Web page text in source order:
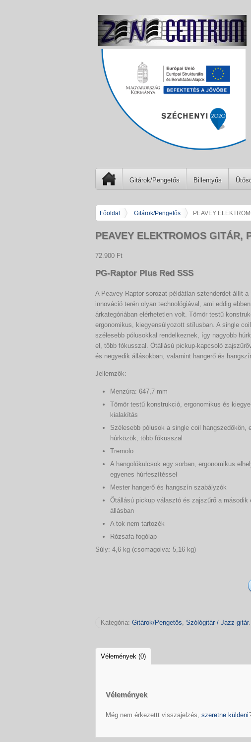
Gitárok/Pengetős Billentyűs
Főoldal Gitárok/Pengetős PEAVEY
PEAVEY ELEKTROMOS GITÁR,
72.900 Ft
PG-Raptor Plus Red SSS
A Peavey Raptor sorozat példátlan sztenderdet állít a
innováció terén olyan technológiával, ami eddig
árkategóriában elérhetetlen volt. Tömör testű
ergonomikus, kiegyensúlyozott stílusban. A single
szélesebb pólusokkal rendelkeznek, így nagyobb
el, több fókusszal. Ötállású pickup-kapcsoló
és negyedik állásokban, valamint hangerő és
Jellemzők:
Menzúra: 647,7 mm
Tömör testű konstrukció, ergonomikus és
kialakítás
Szélesebb pólusok a single coil hangszedőkön,
húrközök, több fókusszal
Tremolo
A hangolókulcsok egy sorban, ergonomikus
egyenes húrfeszítéssel
Mester hangerő és hangszín szabályzók
Ötállású pickup választó és zajszűrő a második
állásban
A tok nem tartozék
Rózsafa fogólap
Súly: 4,6 kg (csomagolva: 5,16 kg)
Kategória: Gitárok/Pengetős Szólógitár / Jazz gitár.
Vélemények (0)
Vélemények
Még nem érkezettt visszajelzés, szeretne küldeni